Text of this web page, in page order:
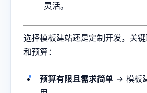
灵活。
选择模板建站还是定制开发，关
和预算：
预算有限且需求简单 → 模板